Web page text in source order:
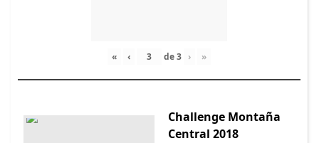
« ‹ de3 › »
Challenge Montaña
Central 2018